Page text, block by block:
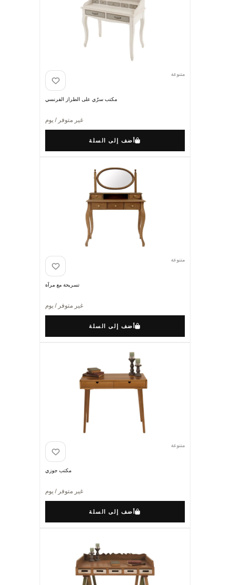
متنوعة
مكتب سرّي على الطراز الفرنسي
غير متوفر / يوم
أضف إلى السلة
متنوعة
تسريحة مع مرآة
غير متوفر / يوم
أضف إلى السلة
متنوعة
مكتب جوزي
غير متوفر / يوم
أضف إلى السلة